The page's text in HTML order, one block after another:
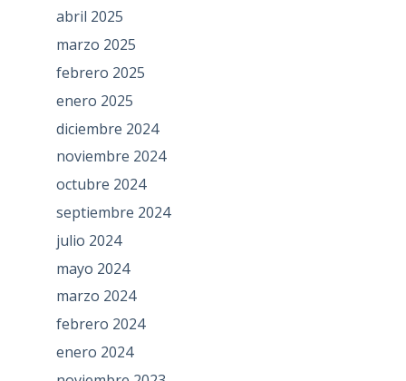
abril 2025
marzo 2025
febrero 2025
enero 2025
diciembre 2024
noviembre 2024
octubre 2024
septiembre 2024
julio 2024
mayo 2024
marzo 2024
febrero 2024
enero 2024